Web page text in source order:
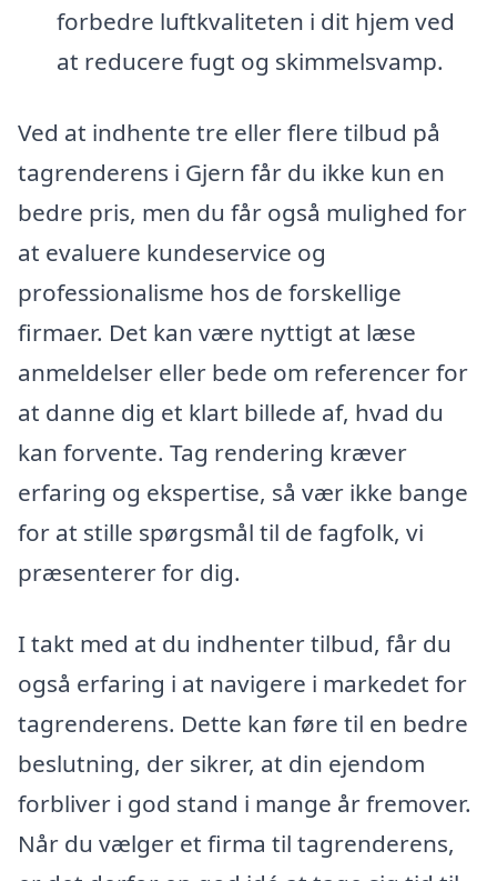
forbedre luftkvaliteten i dit hjem ved
at reducere fugt og skimmelsvamp.
Ved at indhente tre eller flere tilbud på
tagrenderens i Gjern får du ikke kun en
bedre pris, men du får også mulighed for
at evaluere kundeservice og
professionalisme hos de forskellige
firmaer. Det kan være nyttigt at læse
anmeldelser eller bede om referencer for
at danne dig et klart billede af, hvad du
kan forvente. Tag rendering kræver
erfaring og ekspertise, så vær ikke bange
for at stille spørgsmål til de fagfolk, vi
præsenterer for dig.
I takt med at du indhenter tilbud, får du
også erfaring i at navigere i markedet for
tagrenderens. Dette kan føre til en bedre
beslutning, der sikrer, at din ejendom
forbliver i god stand i mange år fremover.
Når du vælger et firma til tagrenderens,